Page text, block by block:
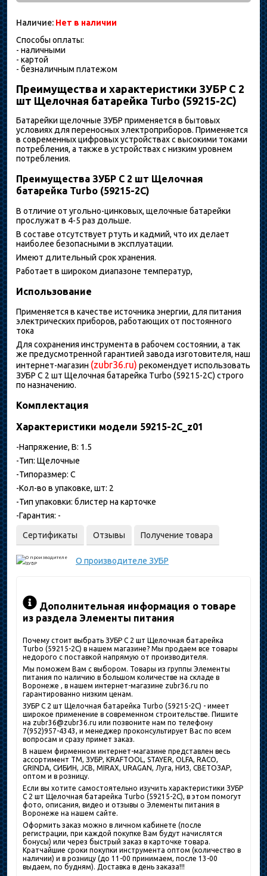
Наличие: Нет в наличии
Способы оплаты:
- наличными
- картой
- безналичным платежом
Преимущества и характеристики ЗУБР C 2
шт Щелочная батарейка Turbo (59215-2C)
Батарейки щелочные ЗУБР применяется в бытовых
условиях для переносных электроприборов. Применяется
в современных цифровых устройствах с высокими токами
потребления, а также в устройствах с низким уровнем
потребления.
Преимущества ЗУБР C 2 шт Щелочная
батарейка Turbo (59215-2C)
В отличие от угольно-цинковых, щелочные батарейки
прослужат в 4-5 раз дольше.
В составе отсутствует ртуть и кадмий, что их делает
наиболее безопасными в эксплуатации.
Имеют длительный срок хранения.
Работает в широком диапазоне температур,
Использование
Применяется в качестве источника энергии, для питания
электрических приборов, работающих от постоянного
тока
Для сохранения инструмента в рабочем состоянии, а так
же предусмотренной гарантией завода изготовителя, наш
интернет-магазин (zubr36.ru) рекомендует использовать
ЗУБР C 2 шт Щелочная батарейка Turbo (59215-2C) строго
по назначению.
Комплектация
Характеристики модели 59215-2C_z01
-Напряжение, В: 1.5
-Тип: Щелочные
-Типоразмер: С
-Кол-во в упаковке, шт: 2
-Тип упаковки: блистер на карточке
-Гарантия: -
Сертификаты Отзывы Получение товара
О производителе ЗУБР
Дополнительная информация о товаре
из раздела Элементы питания
Почему стоит выбрать ЗУБР C 2 шт Щелочная батарейка
Turbo (59215-2C) в нашем магазине? Мы продаем все товары
недорого с поставкой напрямую от производителя.
Мы поможем Вам с выбором. Товары из группы Элементы
питания по наличию в большом количестве на складе в
Воронеже , в нашем интернет-магазине zubr36.ru по
гарантированно низким ценам.
ЗУБР C 2 шт Щелочная батарейка Turbo (59215-2C) - имеет
широкое применение в современном строительстве. Пишите
на zubr36@zubr36.ru или позвоните нам по телефону
7(952)957-4343, и менеджер проконсультирует Вас по всем
вопросам и сразу примет заказ.
В нашем фирменном интернет-магазине представлен весь
ассортимент ТМ, ЗУБР, KRAFTOOL, STAYER, OLFA, RACO,
GRINDA, СИБИН, JCB, MIRAX, URAGAN, Луга, НИЗ, СВЕТОЗАР,
оптом и в розницу.
Если вы хотите самостоятельно изучить характеристики ЗУБР
C 2 шт Щелочная батарейка Turbo (59215-2C), в этом помогут
фото, описания, видео и отзывы о Элементы питания в
Воронеже на нашем сайте.
Оформить заказ можно в личном кабинете (после
регистрации, при каждой покупке Вам будут начислятся
бонусы) или через быстрый заказ в карточке товара.
Кратчайшие сроки покупки инструмента оптом (количество в
наличии) и в розницу (до 11-00 принимаем, после 13-00
выдаем, по будням). Доставка в день заказа!!!